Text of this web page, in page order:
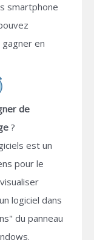
smartphone
en
de
?
est un
pour le
logiciel dans
du panneau